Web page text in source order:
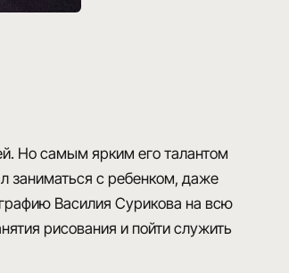
Но самым ярким его талантом
заниматься с ребенком, даже
Василия Сурикова на всю
рисования и пойти служить